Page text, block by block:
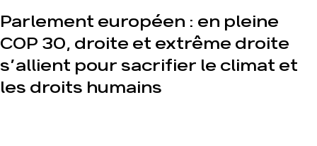
Valeurs
Équipes et
fonctionnement
Le réseau dans le
monde
Mode : une
tendance
destructrice
Gaz au
Parlement européen : en pleine
COP 30, droite et extrême droite
s’allient pour sacrifier le climat et
les droits humains